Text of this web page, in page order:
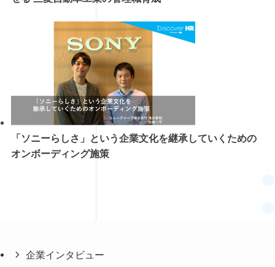
「ソニーらしさ」という企業文化を継承していくための
オンボーディング施策
企業インタビュー